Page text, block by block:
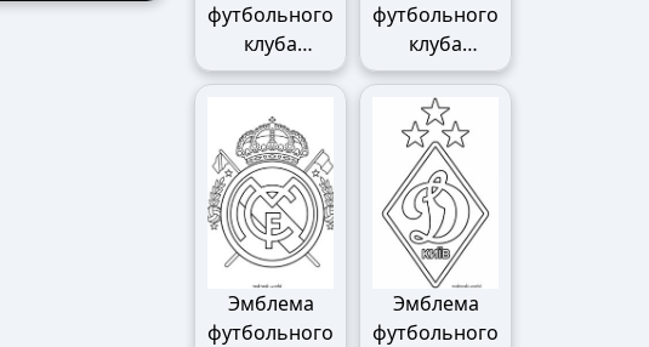
футбольного
клуба
Ливерпуля
футбольного
клуба
Барселоны
Эмблема
футбольного
Эмблема
футбольного